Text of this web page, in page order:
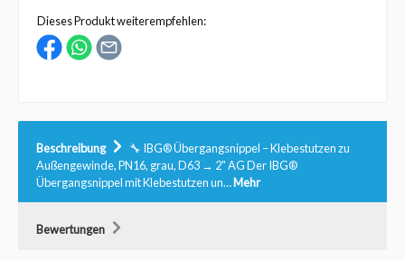
Dieses Produkt weiterempfehlen:
Beschreibung
🔧 IBG® Übergangsnippel – Klebestutzen zu
Außengewinde, PN16, grau, D63 → 2" AG Der IBG®
Übergangsnippel mit Klebestutzen un…Mehr
Bewertungen